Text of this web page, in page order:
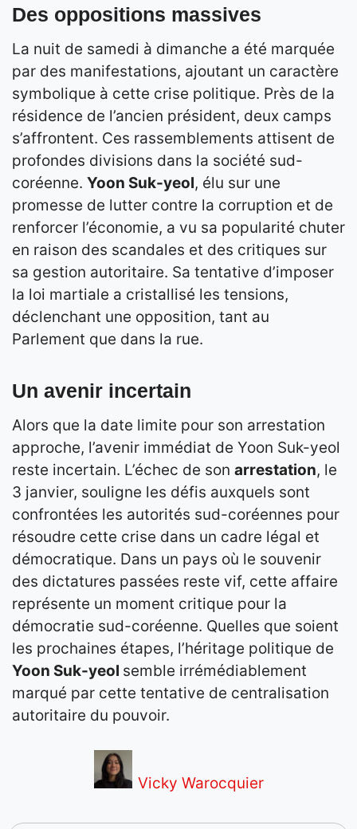
Des oppositions massives
La nuit de samedi à dimanche a été marquée
par des manifestations, ajoutant un caractère
symbolique à cette crise politique. Près de la
résidence de l’ancien président, deux camps
s’affrontent. Ces rassemblements attisent de
profondes divisions dans la société sud-
coréenne. Yoon Suk-yeol, élu sur une
promesse de lutter contre la corruption et de
renforcer l’économie, a vu sa popularité chuter
en raison des scandales et des critiques sur
sa gestion autoritaire. Sa tentative d’imposer
la loi martiale a cristallisé les tensions,
déclenchant une opposition, tant au
Parlement que dans la rue.
Un avenir incertain
Alors que la date limite pour son arrestation
approche, l’avenir immédiat de Yoon Suk-yeol
reste incertain. L’échec de son arrestation, le
3 janvier, souligne les défis auxquels sont
confrontées les autorités sud-coréennes pour
résoudre cette crise dans un cadre légal et
démocratique. Dans un pays où le souvenir
des dictatures passées reste vif, cette affaire
représente un moment critique pour la
démocratie sud-coréenne. Quelles que soient
les prochaines étapes, l’héritage politique de
Yoon Suk-yeol semble irrémédiablement
marqué par cette tentative de centralisation
autoritaire du pouvoir.
Vicky Warocquier